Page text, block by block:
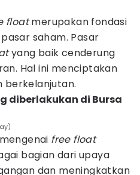
floatmerupakan fondasi
saham. Pasar
yang baik cenderung
Hal ini menciptakan
berkelanjutan.
diberlakukan di Bursa
free float
bagian dari upaya
dan meningkatkan